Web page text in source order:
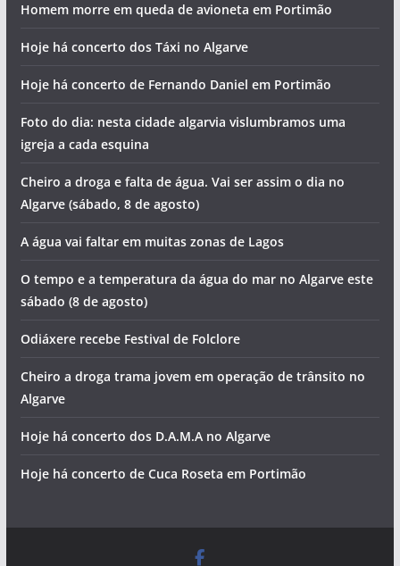
Homem morre em queda de avioneta em Portimão
Hoje há concerto dos Táxi no Algarve
Hoje há concerto de Fernando Daniel em Portimão
Foto do dia: nesta cidade algarvia vislumbramos uma
igreja a cada esquina
Cheiro a droga e falta de água. Vai ser assim o dia no
Algarve (sábado, 8 de agosto)
A água vai faltar em muitas zonas de Lagos
O tempo e a temperatura da água do mar no Algarve este
sábado (8 de agosto)
Odiáxere recebe Festival de Folclore
Cheiro a droga trama jovem em operação de trânsito no
Algarve
Hoje há concerto dos D.A.M.A no Algarve
Hoje há concerto de Cuca Roseta em Portimão